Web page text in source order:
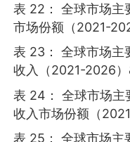
表 22： 全球市场主
市场份额（2021-
表 23： 全球市场主
收入（2021-2026）
表 24： 全球市场主
收入市场份额（
表 25： 全球市场主